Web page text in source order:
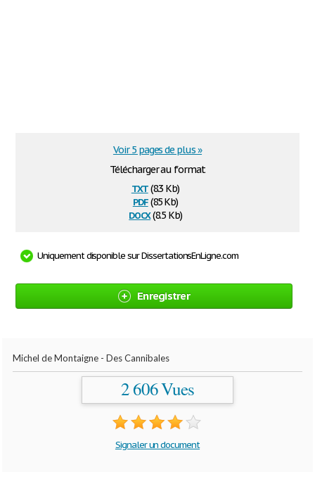
Télécharger au format
txt(8.3 Kb)
pdf(85 Kb)
docx(8.5 Kb)
Voir 5 pages de plus »
Uniquement disponible sur DissertationsEnLigne.com
Enregistrer
Michel de Montaigne - Des Cannibales
2 606 Vues
Signaler un document